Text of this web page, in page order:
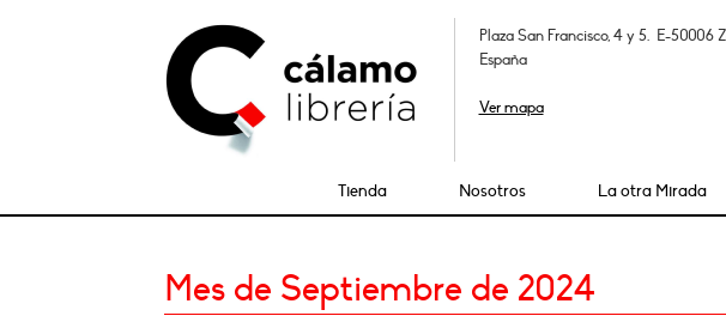
Plaza San Francisco, 4 y 5. E-50006
España
Ver mapa
Tienda Nosotros La otra Mirada
Mes de Septiembre de 2024